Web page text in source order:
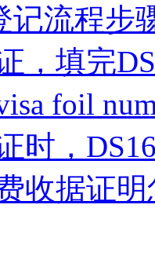
记流程步
，填完
foil
时，
收据证